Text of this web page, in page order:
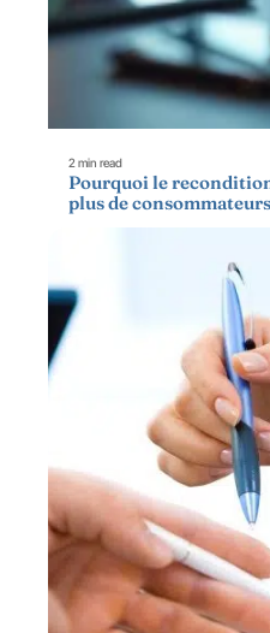
2 min read
Pourquoi le
plus de